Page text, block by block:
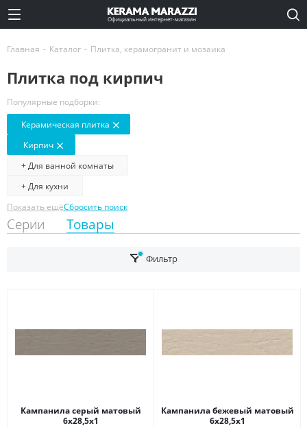
Официальный интернет-магазин
Главная - Каталог - Плитка, керамогранит и мозаика
Плитка под кирпич
Популярные подборки:
Керамическая плитка
Кирпич
+ Для ванной комнаты
+ Для кухни
Показать ещёСбросить поиск
Серии Товары
Фильтр
Кампанила серый матовый
6x28,5x1
Кампанила бежевый матовый
6x28,5x1